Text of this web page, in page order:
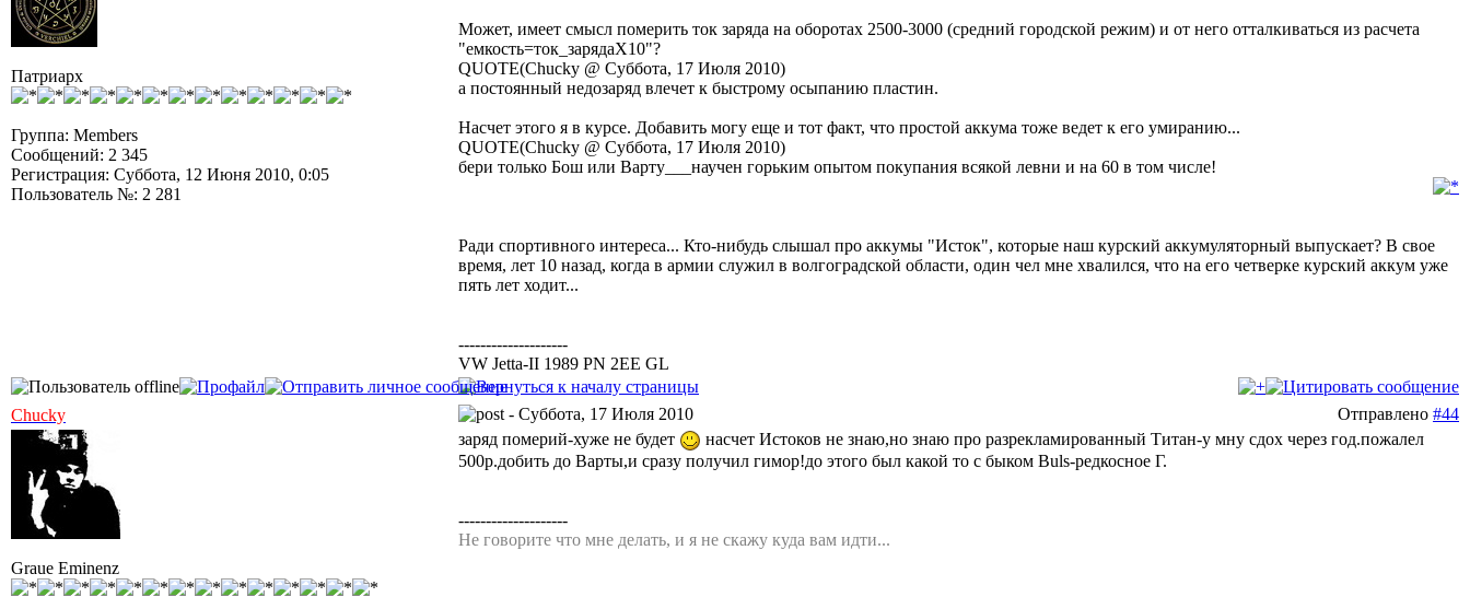
Патриарх
Группа: Members
Сообщений: 2 345
Регистрация: Суббота, 12 Июня 2010, 0:05
Пользователь №: 2 281
Может, имеет смысл померить ток заряда на оборотах 2500-3000 (средний городской режим) и от него отталкиваться из расчета
"емкость=ток_зарядаХ10"?
QUOTE(Chucky @ Суббота, 17 Июля 2010)
а постоянный недозаряд влечет к быстрому осыпанию пластин.
Насчет этого я в курсе. Добавить могу еще и тот факт, что простой аккума тоже ведет к его умиранию...
QUOTE(Chucky @ Суббота, 17 Июля 2010)
бери только Бош или Варту___научен горьким опытом покупания всякой левни и на 60 в том числе!
Ради спортивного интереса... Кто-нибудь слышал про аккумы "Исток", которые наш курский аккумуляторный выпускает? В свое
время, лет 10 назад, когда в армии служил в волгоградской области, один чел мне хвалился, что на его четверке курский аккум уже
пять лет ходит...
--------------------
VW Jetta-II 1989 PN 2EE GL
Chucky - Суббота, 17 Июля 2010 Отправлено #44
Graue Eminenz
заряд померий-хуже не будет
насчет Истоков не знаю,но знаю про разрекламированный Титан-у мну сдох через год.пожалел
500р.добить до Варты,и сразу получил гимор!до этого был какой то с быком Buls-редкосное Г.
--------------------
Не говорите что мне делать, и я не скажу куда вам идти...